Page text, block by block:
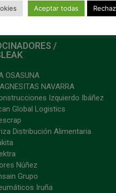
/
OSASUNA
NAVARRA
Izquierdo Ibáñez
Global Logistics
Distribución Alimentaria
Núñez
Grupo
Iruña
Aceptar todas